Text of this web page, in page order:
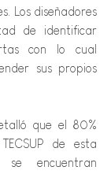
Los diseñadores
de identificar
con lo cual
sus propios
que el 80%
de esta
se encuentran